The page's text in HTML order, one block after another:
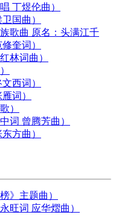
丁煜伦曲）
国曲）
歌曲 原名：头满江千
奎词）
林词曲）
西词）
词）
）
词 曾腾芳曲）
方曲）
》主题曲）
旺词 应华熠曲）